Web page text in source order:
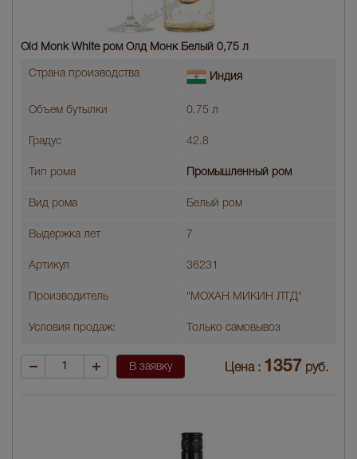
Old Monk White ром Олд Монк Белый 0,75 л
Страна производства Индия
Объем бутылки 0.75 л
Градус 42.8
Тип рома Промышленный ром
Вид рома Белый ром
Выдержка лет 7
Артикул 36231
Производитель "МОХАН МИКИН ЛТД"
Условия продаж: Только самовывоз
В заявку Цена : 1357 руб.